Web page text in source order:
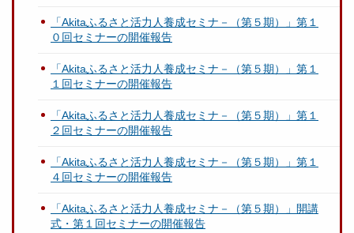
「Akitaふるさと活力人養成セミナ－（第５期）」第１
０回セミナーの開催報告
「Akitaふるさと活力人養成セミナ－（第５期）」第１
１回セミナーの開催報告
「Akitaふるさと活力人養成セミナ－（第５期）」第１
２回セミナーの開催報告
「Akitaふるさと活力人養成セミナ－（第５期）」第１
４回セミナーの開催報告
「Akitaふるさと活力人養成セミナ－（第５期）」開講
式・第１回セミナーの開催報告